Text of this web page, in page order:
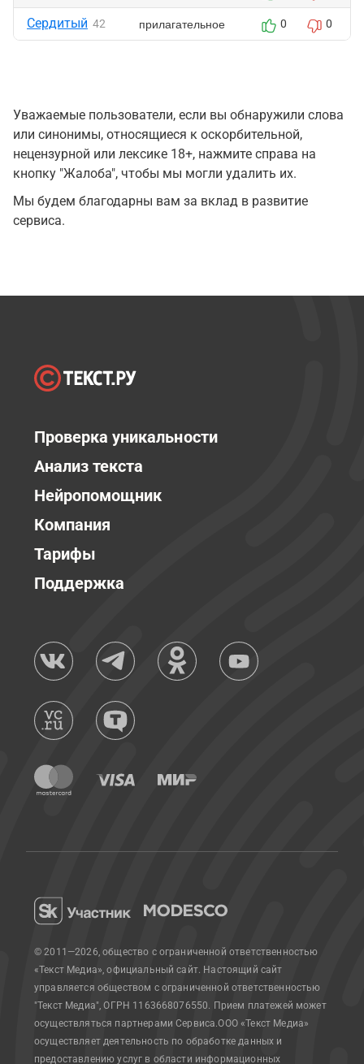
Сердитый 42 прилагательное 0 0
Уважаемые пользователи, если вы обнаружили слова
или синонимы, относящиеся к оскорбительной,
нецензурной или лексике 18+, нажмите справа на
кнопку "Жалоба", чтобы мы могли удалить их.
Мы будем благодарны вам за вклад в развитие
сервиса.
Проверка уникальности
Анализ текста
Нейропомощник
Компания
Тарифы
Поддержка
© 2011—2026, общество с ограниченной ответственностью
«Текст Медиа», официальный сайт. Настоящий сайт
управляется обществом с ограниченной ответственностью
"Текст Медиа", ОГРН 1163668076550. Прием платежей может
осуществляться партнерами Сервиса.ООО «Текст Медиа»
осуществляет деятельность по обработке данных и
предоставлению услуг в области информационных